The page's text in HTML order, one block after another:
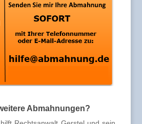
Abmahnungen?